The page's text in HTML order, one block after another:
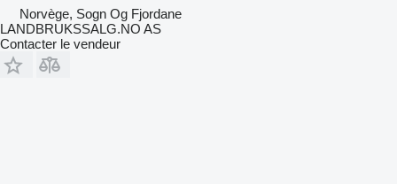
Norvège, Sogn Og Fjordane
LANDBRUKSSALG.NO AS
Contacter le vendeur